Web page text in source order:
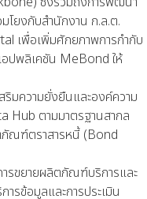
โยงกับสำนักงาน ก.ล.ต.
เพื่อเพิ่มศักยภาพการกำกับ
ปพลิเคชัน MeBond ให้
มความยั่งยืนและองค์ความ
Hub ตามมาตรฐานสากล
ภัณฑ์ตราสารหนี้ (Bond
รขยายผลิตภัณฑ์บริการและ
ารข้อมูลและการประเมิน